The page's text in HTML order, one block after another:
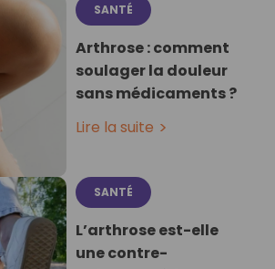
SANTÉ
Arthrose : comment
soulager la douleur
sans médicaments ?
Lire la suite
SANTÉ
L’arthrose est-elle
une contre-